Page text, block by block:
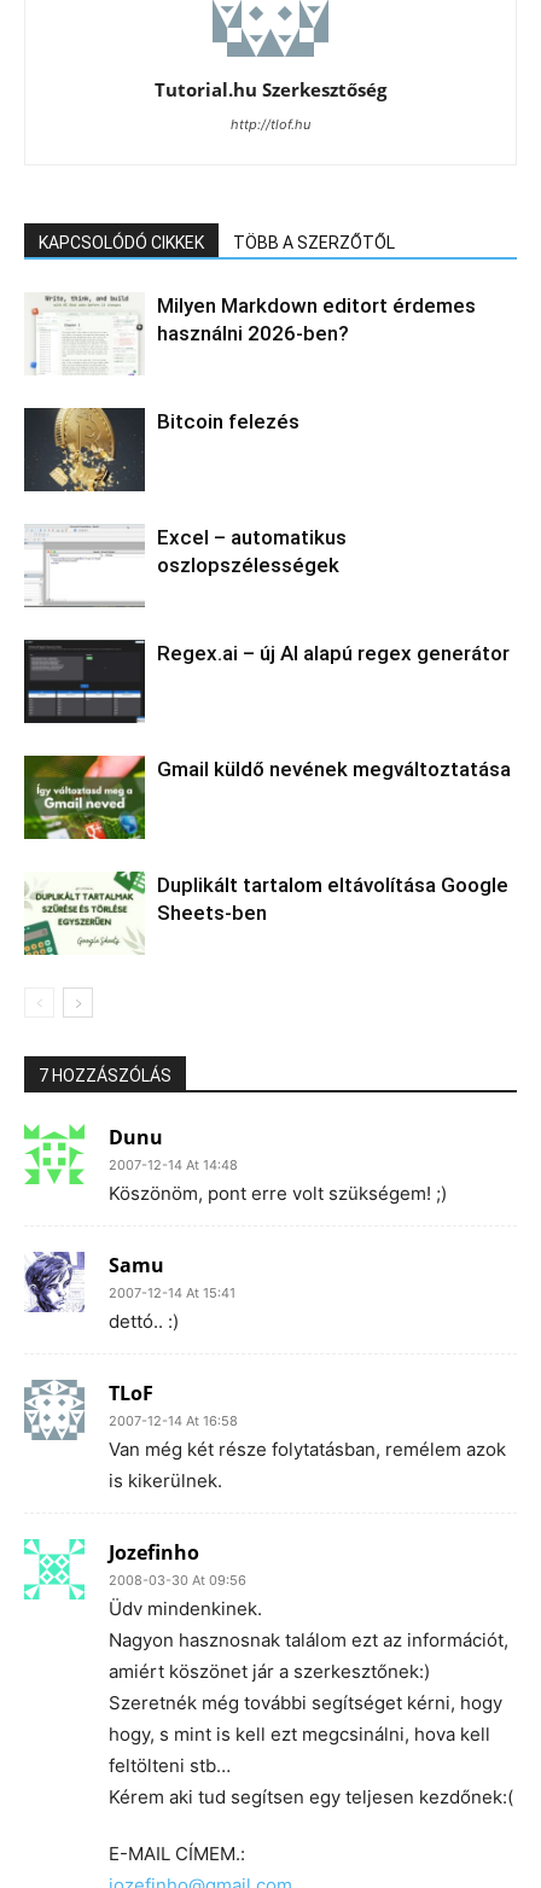
Tutorial.hu Szerkesztőség
http://tlof.hu
KAPCSOLÓDÓ CIKKEK TÖBB A SZERZŐTŐL
Milyen Markdown editort érdemes
használni 2026-ben?
Bitcoin felezés
Excel – automatikus
oszlopszélességek
Regex.ai – új AI alapú regex generátor
Gmail küldő nevének megváltoztatása
Duplikált tartalom eltávolítása Google
Sheets-ben
7 HOZZÁSZÓLÁS
Dunu
2007-12-14 At 14:48
Köszönöm, pont erre volt szükségem! ;)
Samu
2007-12-14 At 15:41
dettó.. :)
TLoF
2007-12-14 At 16:58
Van még két része folytatásban, remélem azok
is kikerülnek.
Jozefinho
2008-03-30 At 09:56
Üdv mindenkinek.
Nagyon hasznosnak találom ezt az információt,
amiért köszönet jár a szerkesztőnek:)
Szeretnék még további segítséget kérni, hogy
hogy, s mint is kell ezt megcsinálni, hova kell
feltölteni stb…
Kérem aki tud segítsen egy teljesen kezdőnek:(
E-MAIL CÍMEM.: